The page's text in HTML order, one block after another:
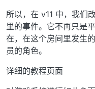
所以，在 v11 中，我们
里的事件。它不再只是
在，在这个房间里发生
员的角色。
详细的教程页面